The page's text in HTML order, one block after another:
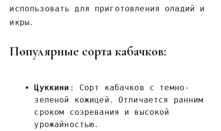
использовать для приготовления оладий и
икры․
Популярные сорта кабачков:
Цуккини : Сорт кабачков с темно-
зеленой кожицей․ Отличается ранним
сроком созревания и высокой
урожайностью․